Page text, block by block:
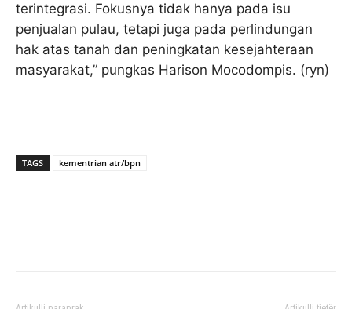
terintegrasi. Fokusnya tidak hanya pada isu
penjualan pulau, tetapi juga pada perlindungan
hak atas tanah dan peningkatan kesejahteraan
masyarakat,” pungkas Harison Mocodompis. (ryn)
TAGS kementrian atr/bpn